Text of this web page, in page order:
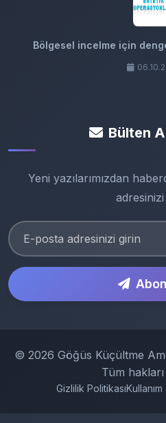
Bölgesel incelme için
Bülten
Yeni yazılarımızdan
© 2026 Göğüs Küçültme
Tüm hakları
Gizlilik PolitikasıKullanım